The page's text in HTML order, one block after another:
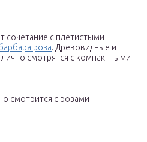
сочетание с плетистыми
роза. Древовидные и
смотрятся с компактными
смотрится с розами